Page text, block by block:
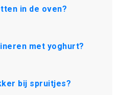
in de oven?
met yoghurt?
bij spruitjes?